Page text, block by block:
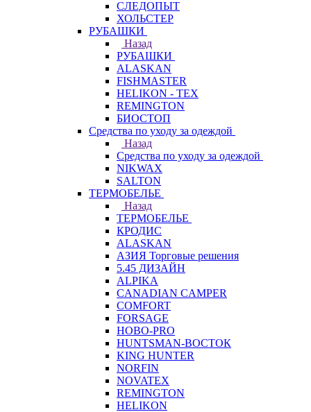
СЛЕДОПЫТ
ХОЛЬСТЕР
РУБАШКИ
Назад
РУБАШКИ
ALASKAN
FISHMASTER
HELIKON - TEX
REMINGTON
БИОСТОП
Средства по уходу за одеждой
Назад
Средства по уходу за одеждой
NIKWAX
SALTON
ТЕРМОБЕЛЬЕ
Назад
ТЕРМОБЕЛЬЕ
КРОДИС
ALASKAN
АЗИЯ Торговые решения
5.45 ДИЗАЙН
ALPIKA
CANADIAN CAMPER
COMFORT
FORSAGE
HOBO-PRO
HUNTSMAN-ВОСТОК
KING HUNTER
NORFIN
NOVATEX
REMINGTON
HELIKON